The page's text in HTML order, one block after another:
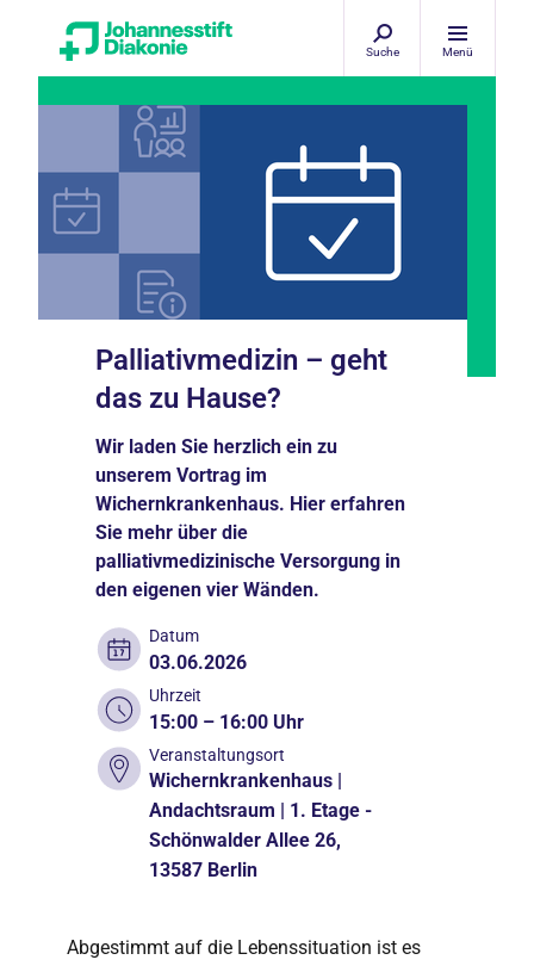
Suche Menü
Palliativmedizin – geht
das zu Hause?
Wir laden Sie herzlich ein zu
unserem Vortrag im
Wichernkrankenhaus. Hier erfahren
Sie mehr über die
palliativmedizinische Versorgung in
den eigenen vier Wänden.
Datum
03.06.2026
Uhrzeit
15:00 – 16:00 Uhr
Veranstaltungsort
Wichernkrankenhaus |
Andachtsraum | 1. Etage -
Schönwalder Allee 26,
13587 Berlin
Abgestimmt auf die Lebenssituation ist es